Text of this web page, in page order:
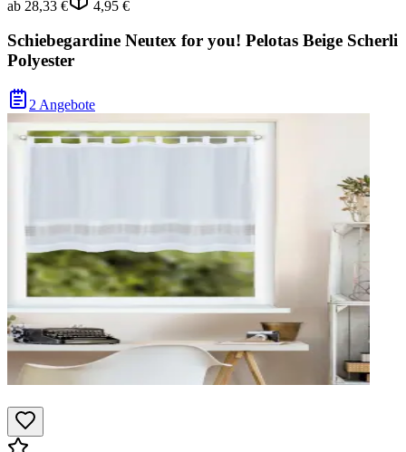
ab 28,33 € 4,95 €
Schiebegardine Neutex for you! Pelotas Beige Scherli
Polyester
2 Angebote